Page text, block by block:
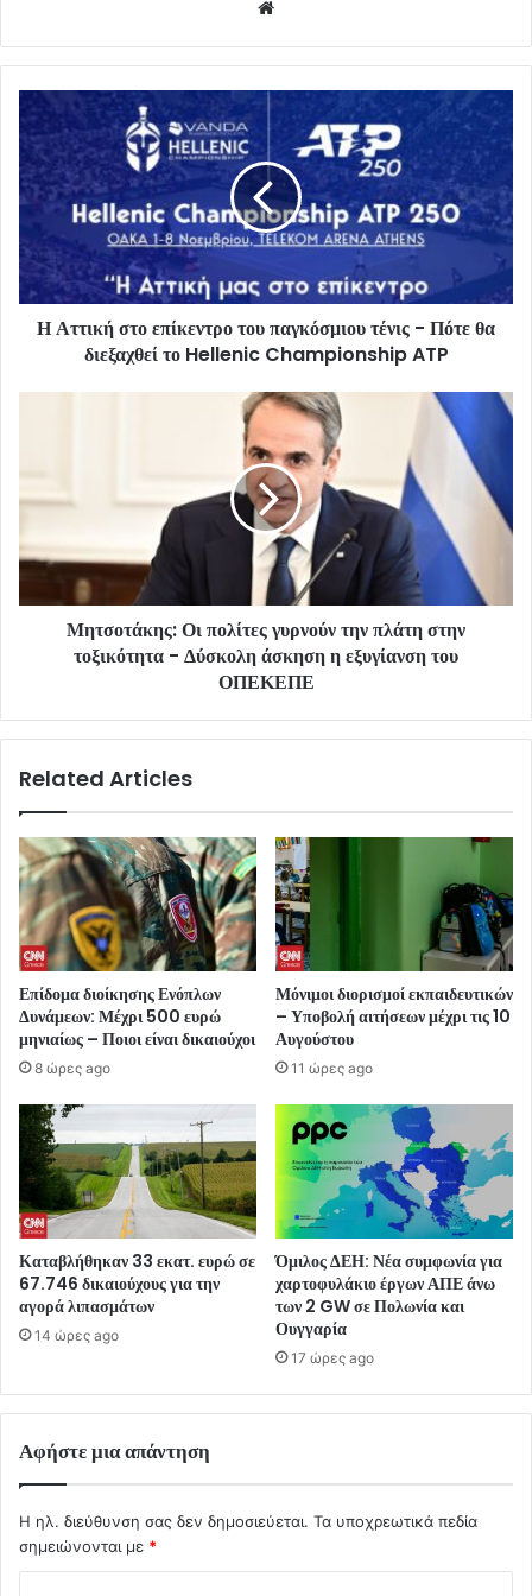
Η Αττική στο επίκεντρο του παγκόσμιου τένις - Πότε θα
διεξαχθεί το Hellenic Championship ATP
Μητσοτάκης: Οι πολίτες γυρνούν την πλάτη στην
τοξικότητα - Δύσκολη άσκηση η εξυγίανση του
ΟΠΕΚΕΠΕ
Related Articles
Επίδομα διοίκησης Ενόπλων
Δυνάμεων: Μέχρι 500 ευρώ
μηνιαίως – Ποιοι είναι δικαιούχοι
8 ώρες ago
Μόνιμοι διορισμοί εκπαιδευτικών
– Υποβολή αιτήσεων μέχρι τις 10
Αυγούστου
11 ώρες ago
Καταβλήθηκαν 33 εκατ. ευρώ σε
67.746 δικαιούχους για την
αγορά λιπασμάτων
14 ώρες ago
Όμιλος ΔΕΗ: Νέα συμφωνία για
χαρτοφυλάκιο έργων ΑΠΕ άνω
των 2 GW σε Πολωνία και
Ουγγαρία
17 ώρες ago
Αφήστε μια απάντηση
Η ηλ. διεύθυνση σας δεν δημοσιεύεται. Τα υποχρεωτικά πεδία
σημειώνονται με *